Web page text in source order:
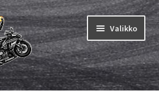
Valikko